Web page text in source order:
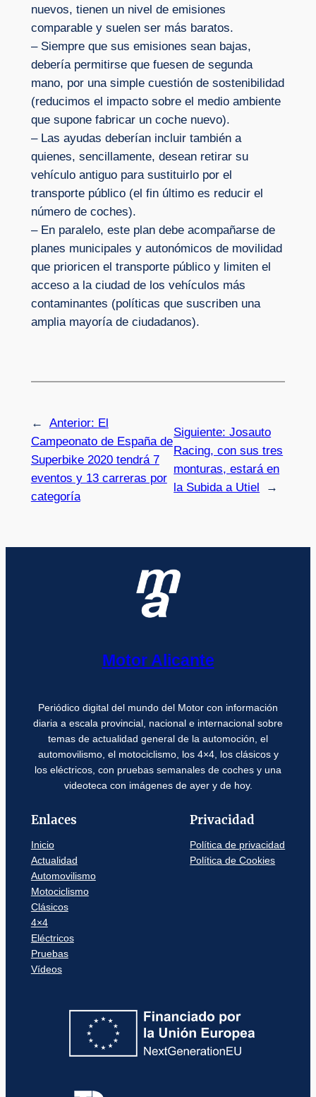
nuevos, tienen un nivel de emisiones
comparable y suelen ser más baratos.
– Siempre que sus emisiones sean bajas,
debería permitirse que fuesen de segunda
mano, por una simple cuestión de sostenibilidad
(reducimos el impacto sobre el medio ambiente
que supone fabricar un coche nuevo).
– Las ayudas deberían incluir también a
quienes, sencillamente, desean retirar su
vehículo antiguo para sustituirlo por el
transporte público (el fin último es reducir el
número de coches).
– En paralelo, este plan debe acompañarse de
planes municipales y autonómicos de movilidad
que prioricen el transporte público y limiten el
acceso a la ciudad de los vehículos más
contaminantes (políticas que suscriben una
amplia mayoría de ciudadanos).
← Anterior: El
Campeonato de España de
Superbike 2020 tendrá 7
eventos y 13 carreras por
categoría
Siguiente:Josauto
Racing, con sus tres
monturas, estará en
la Subida a Utiel
→
Motor Alicante
Periódico digital del mundo del Motor con información
diaria a escala provincial, nacional e internacional sobre
temas de actualidad general de la automoción, el
automovilismo, el motociclismo, los 4×4, los clásicos y
los eléctricos, con pruebas semanales de coches y una
videoteca con imágenes de ayer y de hoy.
Enlaces
Inicio
Actualidad
Automovilismo
Motociclismo
Clásicos
4×4
Eléctricos
Pruebas
Vídeos
Privacidad
Política de privacidad
Política de Cookies